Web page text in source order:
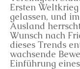
Ersten
gelassen, und
Ausland
Wunsch nach
dieses Trends
wachsende
Einführung